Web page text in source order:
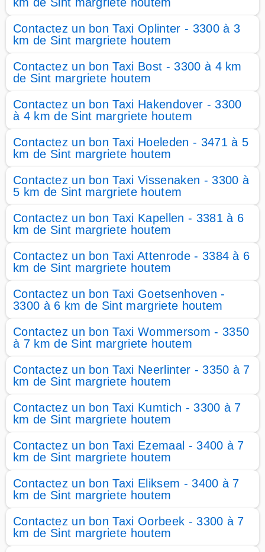
Contactez un bon Taxi Oplinter - 3300 à 3
km de Sint margriete houtem
Contactez un bon Taxi Bost - 3300 à 4 km
de Sint margriete houtem
Contactez un bon Taxi Hakendover - 3300
à 4 km de Sint margriete houtem
Contactez un bon Taxi Hoeleden - 3471 à 5
km de Sint margriete houtem
Contactez un bon Taxi Vissenaken - 3300 à
5 km de Sint margriete houtem
Contactez un bon Taxi Kapellen - 3381 à 6
km de Sint margriete houtem
Contactez un bon Taxi Attenrode - 3384 à 6
km de Sint margriete houtem
Contactez un bon Taxi Goetsenhoven -
3300 à 6 km de Sint margriete houtem
Contactez un bon Taxi Wommersom - 3350
à 7 km de Sint margriete houtem
Contactez un bon Taxi Neerlinter - 3350 à 7
km de Sint margriete houtem
Contactez un bon Taxi Kumtich - 3300 à 7
km de Sint margriete houtem
Contactez un bon Taxi Ezemaal - 3400 à 7
km de Sint margriete houtem
Contactez un bon Taxi Eliksem - 3400 à 7
km de Sint margriete houtem
Contactez un bon Taxi Oorbeek - 3300 à 7
km de Sint margriete houtem